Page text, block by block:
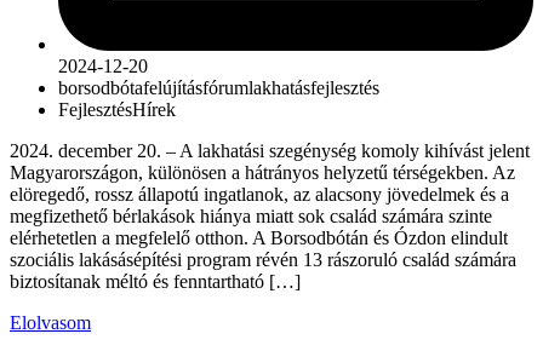
2024-12-20
borsodbótafelújításfórumlakhatásfejlesztés
FejlesztésHírek
2024. december 20. – A lakhatási szegénység komoly kihívást jelent
Magyarországon, különösen a hátrányos helyzetű térségekben. Az
elöregedő, rossz állapotú ingatlanok, az alacsony jövedelmek és a
megfizethető bérlakások hiánya miatt sok család számára szinte
elérhetetlen a megfelelő otthon. A Borsodbótán és Ózdon elindult
szociális lakásásépítési program révén 13 rászoruló család számára
biztosítanak méltó és fenntartható […]
Elolvasom